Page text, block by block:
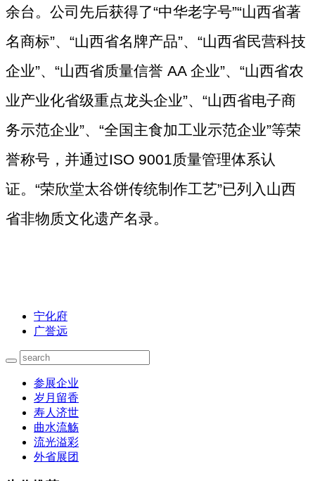
余台。公司先后获得了“中华老字号”“山西省著
名商标”、“山西省名牌产品”、“山西省民营科技
企业”、“山西省质量信誉 AA 企业”、“山西省农
业产业化省级重点龙头企业”、“山西省电子商
务示范企业”、“全国主食加工业示范企业”等荣
誉称号，并通过ISO 9001质量管理体系认
证。“荣欣堂太谷饼传统制作工艺”已列入山西
省非物质文化遗产名录。
宁化府
广誉远
参展企业
岁月留香
寿人济世
曲水流觞
流光溢彩
外省展团